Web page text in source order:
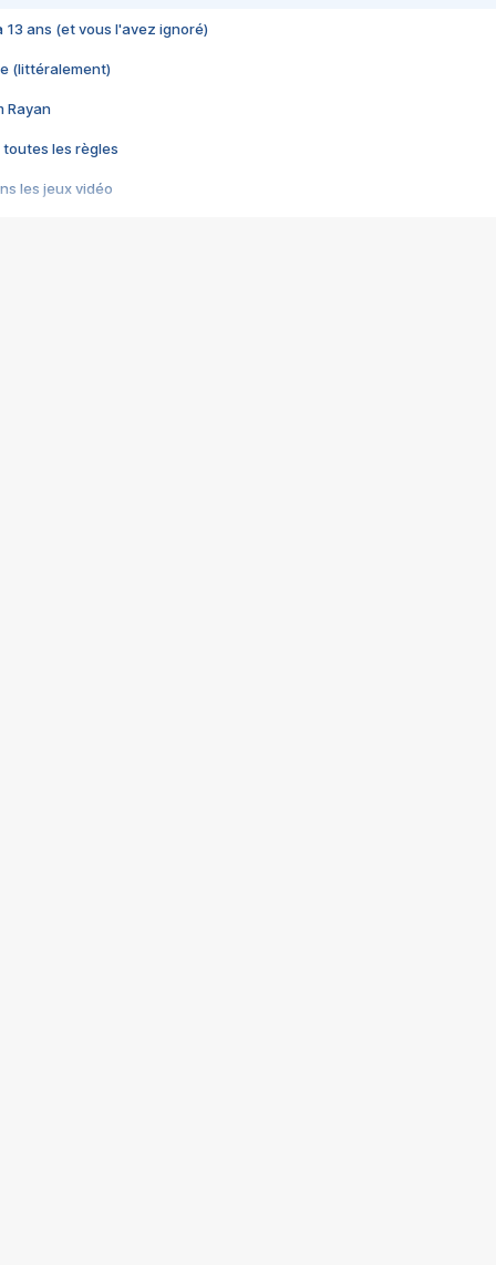
13 ans (et vous l'avez ignoré)
(littéralement)
Rayan
toutes les règles
les jeux vidéo